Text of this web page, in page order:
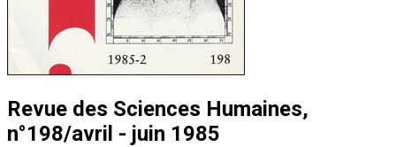
Revue des Sciences Humaines,
n°198/avril - juin 1985